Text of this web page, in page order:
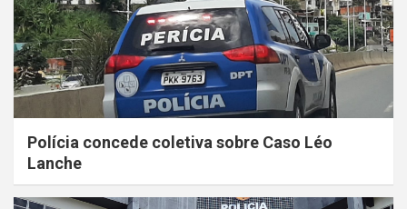
Polícia concede coletiva sobre Caso Léo
Lanche